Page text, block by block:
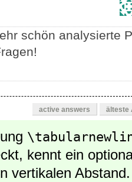
schön analysierte
active answers älteste
kennt ein
vertikalen